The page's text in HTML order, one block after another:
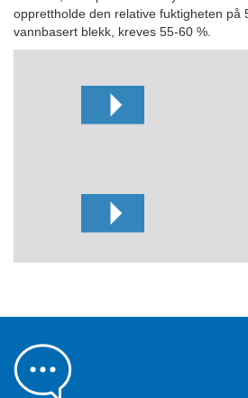
opprettholde den relative fuktigheten på
vannbasert blekk, kreves 55-60 %.